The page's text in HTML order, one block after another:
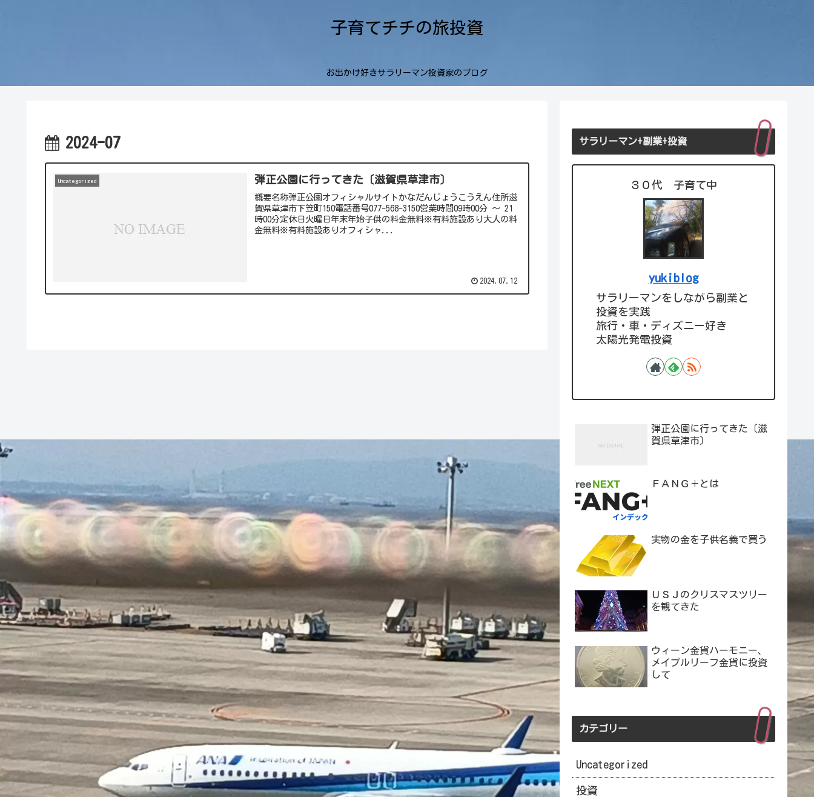
子育てチチの旅投資
お出かけ好きサラリーマン投資家のブログ
2024-07
Uncategorized 弾正公園に行ってきた〔滋賀県草津市〕
概要名称弾正公園オフィシャルサイトかなだんじょうこうえん住所滋
賀県草津市下笠町150電話番号077-568-3150営業時間09時00分 ～ 21
時00分定休日火曜日年末年始子供の料金無料※有料施設あり大人の料
金無料※有料施設ありオフィシャ...
2024.07.12
サラリーマン+副業+投資
３０代 子育て中
yukiblog
サラリーマンをしながら副業と
投資を実践
旅行・車・ディズニー好き
太陽光発電投資
弾正公園に行ってきた〔滋
賀県草津市〕
ＦＡＮＧ＋とは
実物の金を子供名義で買う
ＵＳＪのクリスマスツリー
を観てきた
ウィーン金貨ハーモニー、
メイプルリーフ金貨に投資
して
カテゴリー
Uncategorized
投資